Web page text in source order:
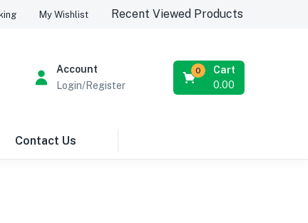
My Wishlist Recent Viewed Products
Account
Login/Register
Cart
0
0.00
Contact Us